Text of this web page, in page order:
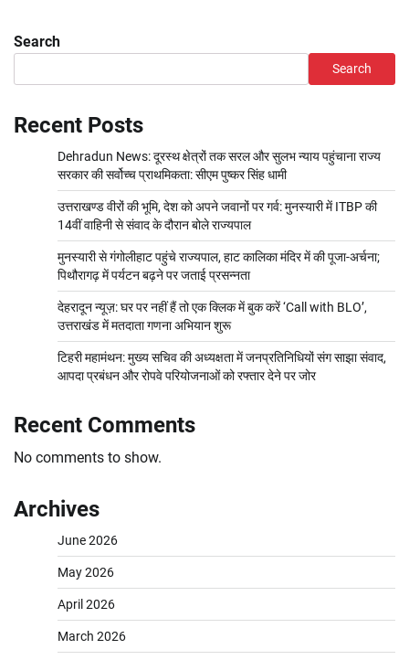
Search
Search
Recent Posts
Dehradun News: दूरस्थ क्षेत्रों तक सरल और सुलभ न्याय पहुंचाना राज्य
सरकार की सर्वोच्च प्राथमिकता: सीएम पुष्कर सिंह धामी
उत्तराखण्ड वीरों की भूमि, देश को अपने जवानों पर गर्व: मुनस्यारी में ITBP की
14वीं वाहिनी से संवाद के दौरान बोले राज्यपाल
मुनस्यारी से गंगोलीहाट पहुंचे राज्यपाल, हाट कालिका मंदिर में की पूजा-अर्चना;
पिथौरागढ़ में पर्यटन बढ़ने पर जताई प्रसन्नता
देहरादून न्यूज़: घर पर नहीं हैं तो एक क्लिक में बुक करें ‘Call with BLO’,
उत्तराखंड में मतदाता गणना अभियान शुरू
टिहरी महामंथन: मुख्य सचिव की अध्यक्षता में जनप्रतिनिधियों संग साझा संवाद,
आपदा प्रबंधन और रोपवे परियोजनाओं को रफ्तार देने पर जोर
Recent Comments
No comments to show.
Archives
June 2026
May 2026
April 2026
March 2026